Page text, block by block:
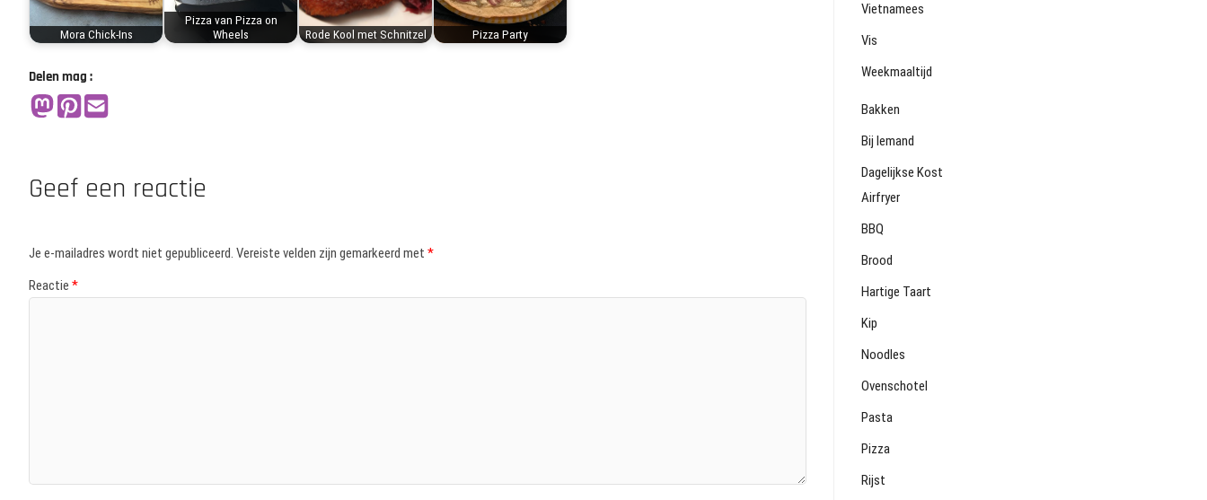
Mora Chick-Ins
Pizza van Pizza on
Wheels
Rode Kool met Schnitzel Pizza Party
Delen mag :
Geef een reactie
Je e-mailadres wordt niet gepubliceerd. Vereiste velden zijn gemarkeerd met *
Reactie *
Vietnamees
Vis
Weekmaaltijd
Bakken
Bij Iemand
Dagelijkse Kost
Airfryer
BBQ
Brood
Hartige Taart
Kip
Noodles
Ovenschotel
Pasta
Pizza
Rijst